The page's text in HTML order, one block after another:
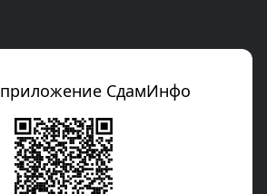
СдамИнфо